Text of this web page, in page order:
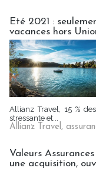
Eté 2021 :
vacances hors
Allianz Travel, 15 %
stressante et...
Allianz Travel,
Valeurs
une acquisition,